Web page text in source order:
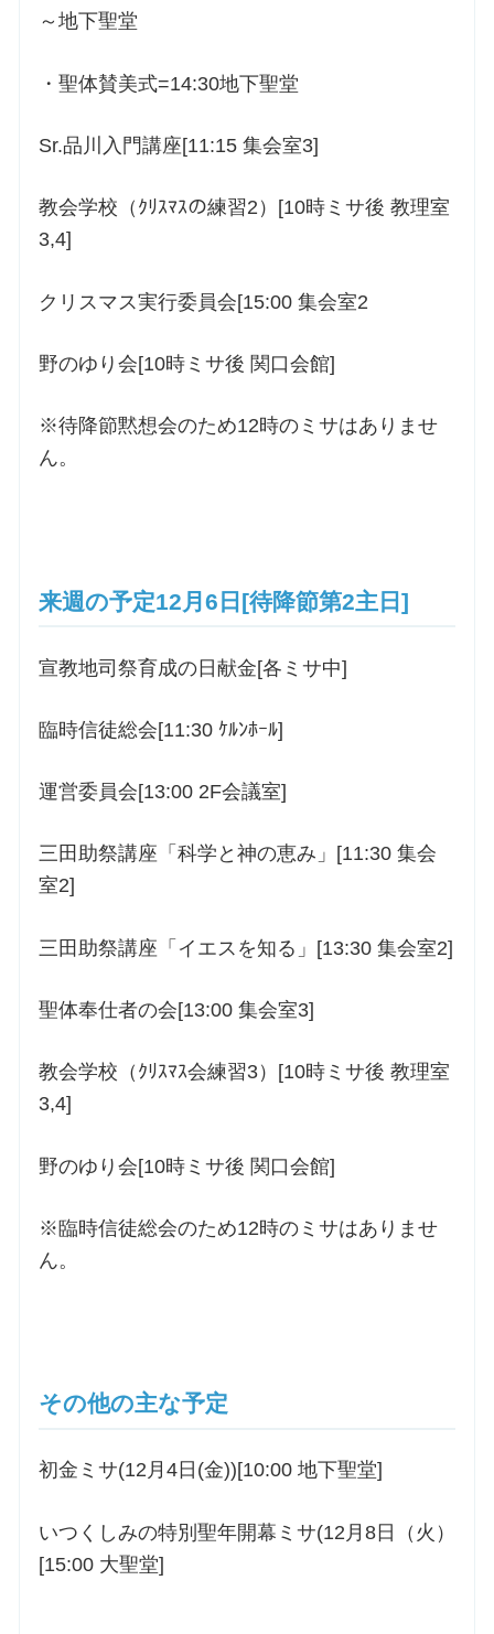
～地下聖堂
・聖体賛美式=14:30地下聖堂
Sr.品川入門講座[11:15 集会室3]
教会学校（ｸﾘｽﾏｽの練習2）[10時ミサ後 教理室
3,4]
クリスマス実行委員会[15:00 集会室2
野のゆり会[10時ミサ後 関口会館]
※待降節黙想会のため12時のミサはありませ
ん。
来週の予定12月6日[待降節第2主日]
宣教地司祭育成の日献金[各ミサ中]
臨時信徒総会[11:30 ｹﾙﾝﾎｰﾙ]
運営委員会[13:00 2F会議室]
三田助祭講座「科学と神の恵み」[11:30 集会
室2]
三田助祭講座「イエスを知る」[13:30 集会室2]
聖体奉仕者の会[13:00 集会室3]
教会学校（ｸﾘｽﾏｽ会練習3）[10時ミサ後 教理室
3,4]
野のゆり会[10時ミサ後 関口会館]
※臨時信徒総会のため12時のミサはありませ
ん。
その他の主な予定
初金ミサ(12月4日(金))[10:00 地下聖堂]
いつくしみの特別聖年開幕ミサ(12月8日（火）
[15:00 大聖堂]